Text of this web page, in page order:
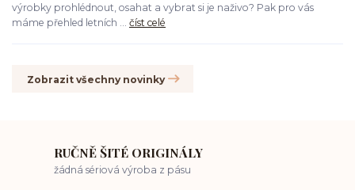
výrobky prohlédnout, osahat a vybrat si je naživo? Pak pro vás
máme přehled letních ... číst celé
Zobrazit všechny novinky
RUČNĚ ŠITÉ ORIGINÁLY
žádná sériová výroba z pásu